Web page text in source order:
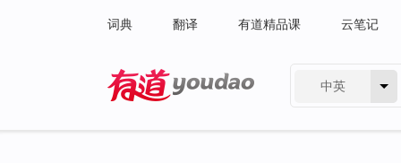
词典 翻译 有道精品课 云笔记
中英